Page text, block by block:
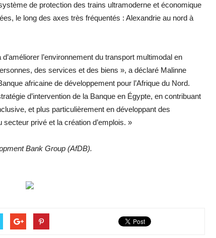
de protection des trains ultramoderne et économique
le long des axes très fréquentés : Alexandrie au nord à
l’environnement du transport multimodal en
des services et des biens », a déclaré Malinne
africaine de développement pour l’Afrique du Nord.
d’intervention de la Banque en Égypte, en contribuant
et plus particulièrement en développant des
privé et la création d’emplois. »
Bank Group (AfDB).